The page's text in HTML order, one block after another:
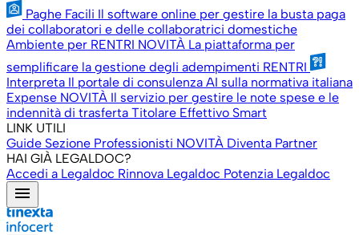
Paghe Facili Il software online per gestire la busta paga
dei collaboratori e delle collaboratrici domestiche
Ambiente per RENTRI NOVITÀ La piattaforma per
semplificare la gestione degli adempimenti RENTRI
Interpreta Il portale di consulenza AI sulla normativa italiana
Expense NOVITÀ Il servizio per gestire le note spese e le
indennità di trasferta Titolare Effettivo Smart
LINK UTILI
Guide Sezione Professionisti NOVITÀ Diventa Partner
HAI GIÀ LEGALDOC?
Accedi a Legaldoc Rinnova Legaldoc Potenzia Legaldoc
menu